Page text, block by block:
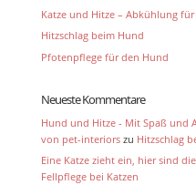
Katze und Hitze – Abkühlung
Hitzschlag beim Hund
Pfotenpflege für den Hund
Neueste Kommentare
Hund und Hitze - Mit Spaß und
von pet-interiorszu Hitzschlag
Eine Katze zieht ein, hier sind
Fellpflege bei Katzen